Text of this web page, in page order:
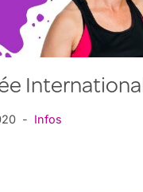
Infos